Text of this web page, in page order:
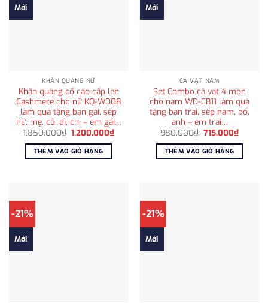
Mới
KHĂN QUÀNG NỮ
Khăn quàng cổ cao cấp len
Cashmere cho nữ KQ-WD08
làm quà tặng bạn gái, sếp
nữ, mẹ, cô, dì, chị – em gái…
1.850.000₫ Giá
là:
1.850.000₫.
1.200.000₫Giá
hiện
1.200.000₫.
THÊM VÀO GIỎ HÀNG
Mới
CÀ VẠT NAM
Set Combo cà vạt 4 món
cho nam WD-CB11 làm quà
tặng bạn trai, sếp nam, bố,
anh – em trai…
980.000₫ Giá
là:
980.000₫.
715.000₫Giá
hiện
tại
THÊM VÀO GIỎ HÀNG
-21%
Mới
-21%
Mới